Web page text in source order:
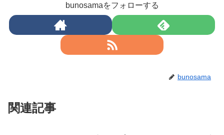
bunosamaをフォローする
bunosama
関連記事